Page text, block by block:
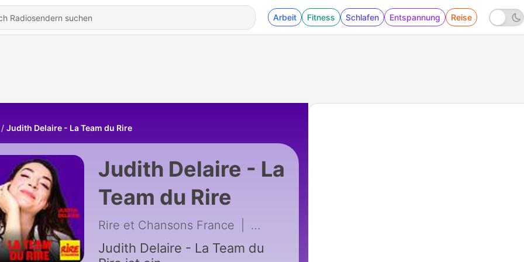
Arbeit Fitness Schlafen Entspannung Reise
Judith Delaire - La Team du Rire
Judith Delaire - La
Team du Rire
Rire et Chansons France 34 - Judith Delaire : : " Guide de survie à la
Judith Delaire - La Team du